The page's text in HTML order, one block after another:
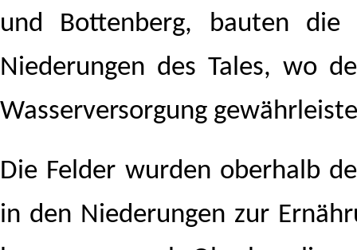
und Bottenberg, bauten
Niederungen des Tales, wo
Wasserversorgung
Die Felder wurden oberhalb
in den Niederungen zur